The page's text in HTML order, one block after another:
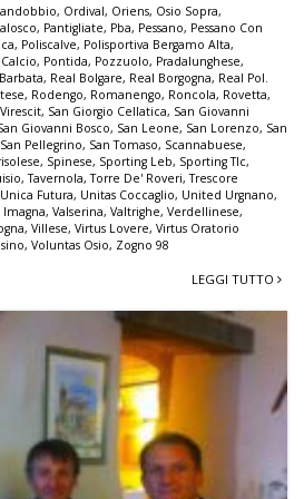
, Ordival, Oriens, Osio Sopra,
, Pantigliate, Pba, Pessano, Pessano Con
, Poliscalve, Polisportiva Bergamo Alta,
, Pontida, Pozzuolo, Pradalunghese,
, Real Bolgare, Real Borgogna, Real Pol.
, Rodengo, Romanengo, Roncola, Rovetta,
, San Giorgio Cellatica, San Giovanni
Giovanni Bosco, San Leone, San Lorenzo, San
San Pellegrino, San Tomaso, Scannabuese,
, Spinese, Sporting Leb, Sporting Tlc,
,Tavernola,Torre De' Roveri,Trescore
Unica Futura, Unitas Coccaglio, United Urgnano,
Imagna, Valserina, Valtrighe, Verdellinese,
, Villese, Virtus Lovere, Virtus Oratorio
, Voluntas Osio, Zogno 98
LEGGI TUTTO